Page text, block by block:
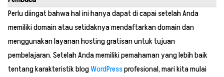
Perlu diingat bahwa hal ini hanya dapat di capai setelah Anda
memiliki domain atau setidaknya mendaftarkan domain dan
menggunakan layanan hosting gratisan untuk tujuan
pembelajaran. Setelah Anda memiliki pemahaman yang lebih baik
tentang karakteristik blogWordPressprofesional, mari kita mulai